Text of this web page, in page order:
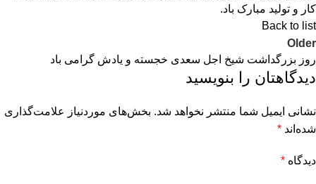
کار و تولید مبارک باد.
Back to list
Older
روز بزرگداشت شیخ اجل سعدی خجسته و یادش گرامی باد
دیدگاهتان را بنویسید
نشانی ایمیل شما منتشر نخواهد شد. بخش‌های موردنیاز علامت‌گذاری
شده‌اند *
دیدگاه *